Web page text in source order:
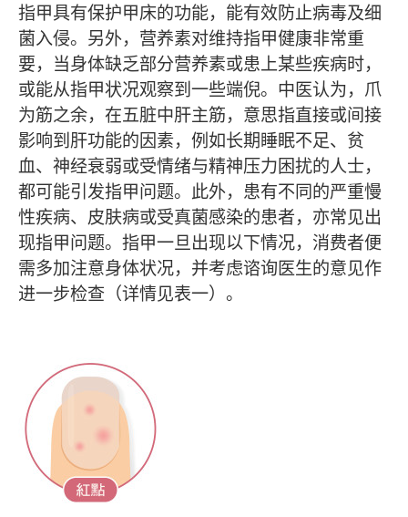
指甲具有保护甲床的功能，能有效防止病毒及细
菌入侵。另外，营养素对维持指甲健康非常重
要，当身体缺乏部分营养素或患上某些疾病时，
或能从指甲状况观察到一些端倪。中医认为，爪
为筋之余，在五脏中肝主筋，意思指直接或间接
影响到肝功能的因素，例如长期睡眠不足、贫
血、神经衰弱或受情绪与精神压力困扰的人士，
都可能引发指甲问题。此外，患有不同的严重慢
性疾病、皮肤病或受真菌感染的患者，亦常见出
现指甲问题。指甲一旦出现以下情况，消费者便
需多加注意身体状况，并考虑谘询医生的意见作
进一步检查（详情见表一）。